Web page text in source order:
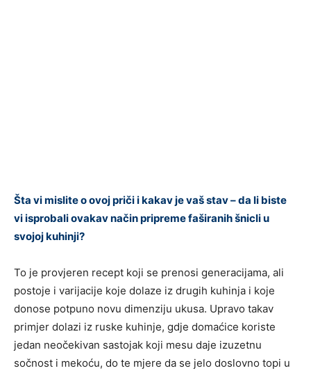
Šta vi mislite o ovoj priči i kakav je vaš stav – da li biste
vi isprobali ovakav način pripreme faširanih šnicli u
svojoj kuhinji?
To je provjeren recept koji se prenosi generacijama, ali
postoje i varijacije koje dolaze iz drugih kuhinja i koje
donose potpuno novu dimenziju ukusa. Upravo takav
primjer dolazi iz ruske kuhinje, gdje domaćice koriste
jedan neočekivan sastojak koji mesu daje izuzetnu
sočnost i mekoću, do te mjere da se jelo doslovno topi u